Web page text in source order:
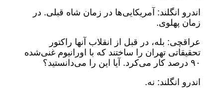
اندرو انگلند: آمریکایی‌ها در زمان شاه قبلی. در
زمان پهلوی.
عراقچی: بله، در قبل از انقلاب آنها راکتور
تحقیقاتی تهران را ساختند که با اورانیوم غنی‌شده
۹۰ درصد کار می‌کرد. آیا این را می‌دانستید؟
اندرو انگلند: نه.